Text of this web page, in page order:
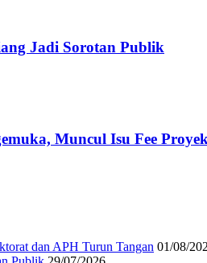
Jadi Sorotan Publik
Muncul Isu Fee
dan APH Turun Tangan 01/08/